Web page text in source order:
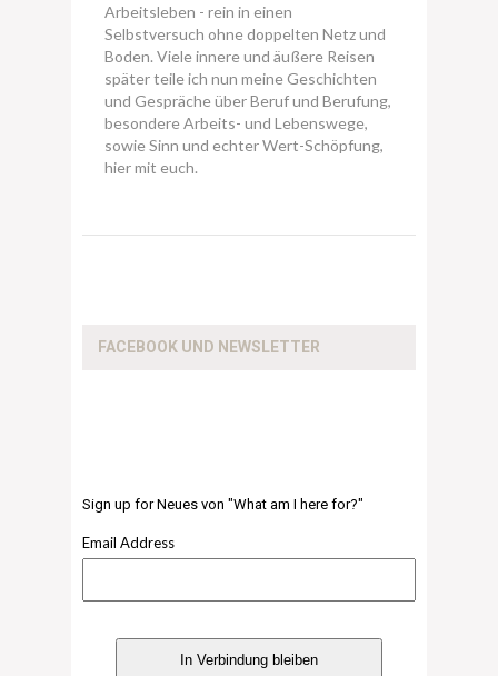
Arbeitsleben - rein in einen
Selbstversuch ohne doppelten Netz und
Boden. Viele innere und äußere Reisen
später teile ich nun meine Geschichten
und Gespräche über Beruf und Berufung,
besondere Arbeits- und Lebenswege,
sowie Sinn und echter Wert-Schöpfung,
hier mit euch.
FACEBOOK UND NEWSLETTER
Sign up for Neues von "What am I here for?"
Email Address